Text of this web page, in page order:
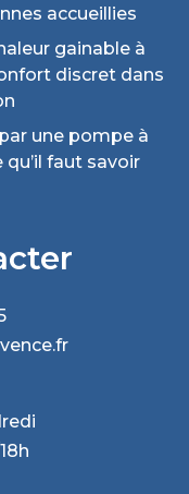
accueillies
gainable à
discret dans
une pompe à
qu’il faut savoir